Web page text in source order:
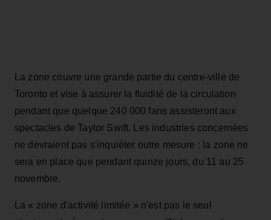
La zone couvre une grande partie du centre-ville de
Toronto et vise à assurer la fluidité de la circulation
pendant que quelque 240 000 fans assisteront aux
spectacles de Taylor Swift. Les industries concernées
ne devraient pas s'inquiéter outre mesure : la zone ne
sera en place que pendant quinze jours, du 11 au 25
novembre.
La « zone d'activité limitée » n'est pas le seul